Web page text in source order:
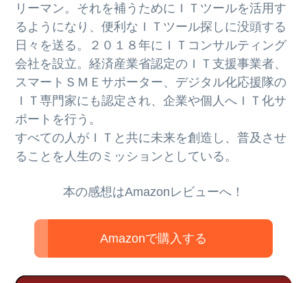
リーマン。それを補うためにＩＴツールを活用す
るようになり、便利なＩＴツール探しに没頭する
日々を送る。２０１８年にＩＴコンサルティング
会社を設立。経済産業省認定のＩＴ支援事業者、
スマートＳＭＥサポーター、デジタル化応援隊の
ＩＴ専門家にも認定され、企業や個人へＩＴ化サ
ポートを行う。
すべての人がＩＴと共に未来を創造し、普及させ
ることを人生のミッションとしている。
本の感想はAmazonレビューへ！
Amazonで購入する